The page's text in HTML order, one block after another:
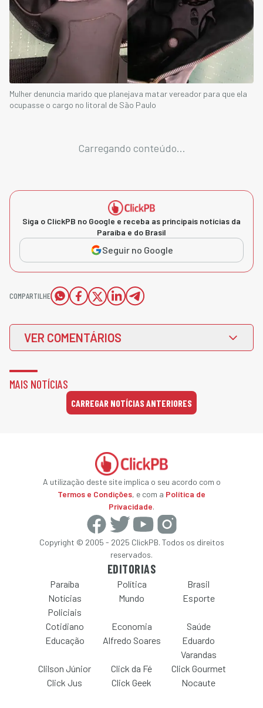
Mulher denuncia marido que planejava matar vereador para que ela
ocupasse o cargo no litoral de São Paulo
Carregando conteúdo...
Siga o ClickPB no Google e receba as principais notícias da
Paraíba e do Brasil
Seguir no Google
COMPARTILHE
VER COMENTÁRIOS
MAIS NOTÍCIAS
CARREGAR NOTÍCIAS ANTERIORES
A utilização deste site implica o seu acordo com o
Termos e Condições, e com a Política de
Privacidade.
Copyright © 2005 - 2025 ClickPB. Todos os direitos
reservados.
EDITORIAS
Paraíba Política
Brasil
Notícias
Policiais
Mundo Esporte
Cotidiano Economia
Saúde
Educação
Alfredo Soares
Eduardo
Varandas
Clilson Júnior
Click da Fé
Click Gourmet
Click Jus
Click Geek Nocaute